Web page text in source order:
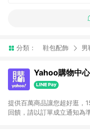
分類： 鞋包配飾 男
Yahoo購物中心
提供百萬商品讓您超好逛，
回饋，請以訂單成立通知為準 1. 請注意以下品類商品均無回